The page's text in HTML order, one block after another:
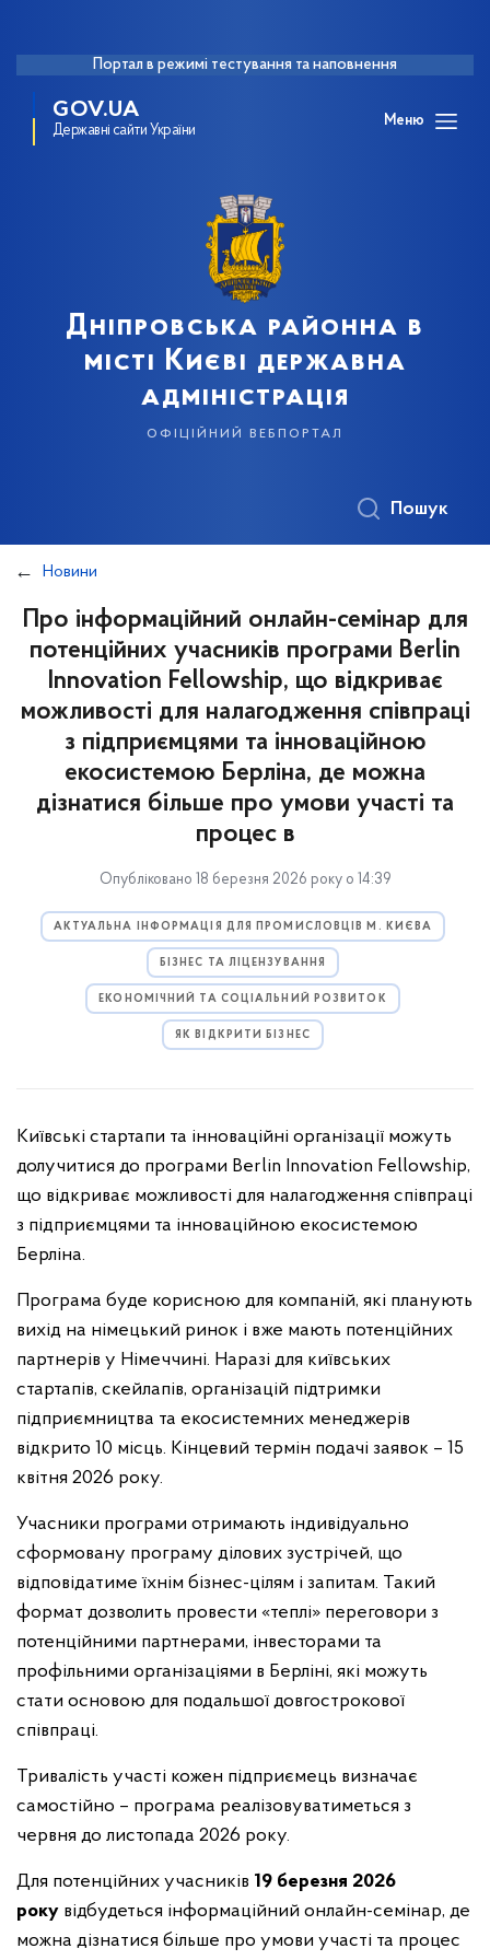
Портал в режимі тестування та наповнення
GOV.UA
Державні сайти України
Меню
Дніпровська районна в
місті Києві державна
адміністрація
офіційний вебпортал
Пошук
Новини
Про інформаційний онлайн-семінар для
потенційних учасників програми Berlin
Innovation Fellowship, що відкриває
можливості для налагодження співпраці
з підприємцями та інноваційною
екосистемою Берліна, де можна
дізнатися більше про умови участі та
процес в
Опубліковано 18 березня 2026 року о 14:39
АКТУАЛЬНА ІНФОРМАЦІЯ ДЛЯ ПРОМИСЛОВЦІВ М. КИЄВА
БІЗНЕС ТА ЛІЦЕНЗУВАННЯ
ЕКОНОМІЧНИЙ ТА СОЦІАЛЬНИЙ РОЗВИТОК
ЯК ВІДКРИТИ БІЗНЕС
Київські стартапи та інноваційні організації можуть
долучитися до програми Berlin Innovation Fellowship,
що відкриває можливості для налагодження співпраці
з підприємцями та інноваційною екосистемою
Берліна.
Програма буде корисною для компаній, які планують
вихід на німецький ринок і вже мають потенційних
партнерів у Німеччині. Наразі для київських
стартапів, скейлапів, організацій підтримки
підприємництва та екосистемних менеджерів
відкрито 10 місць. Кінцевий термін подачі заявок – 15
квітня 2026 року.
Учасники програми отримають індивідуально
сформовану програму ділових зустрічей, що
відповідатиме їхнім бізнес-цілям і запитам. Такий
формат дозволить провести «теплі» переговори з
потенційними партнерами, інвесторами та
профільними організаціями в Берліні, які можуть
стати основою для подальшої довгострокової
співпраці.
Тривалість участі кожен підприємець визначає
самостійно – програма реалізовуватиметься з
червня до листопада 2026 року.
Для потенційних учасників 19 березня 2026
року відбудеться інформаційний онлайн-семінар, де
можна дізнатися більше про умови участі та процес